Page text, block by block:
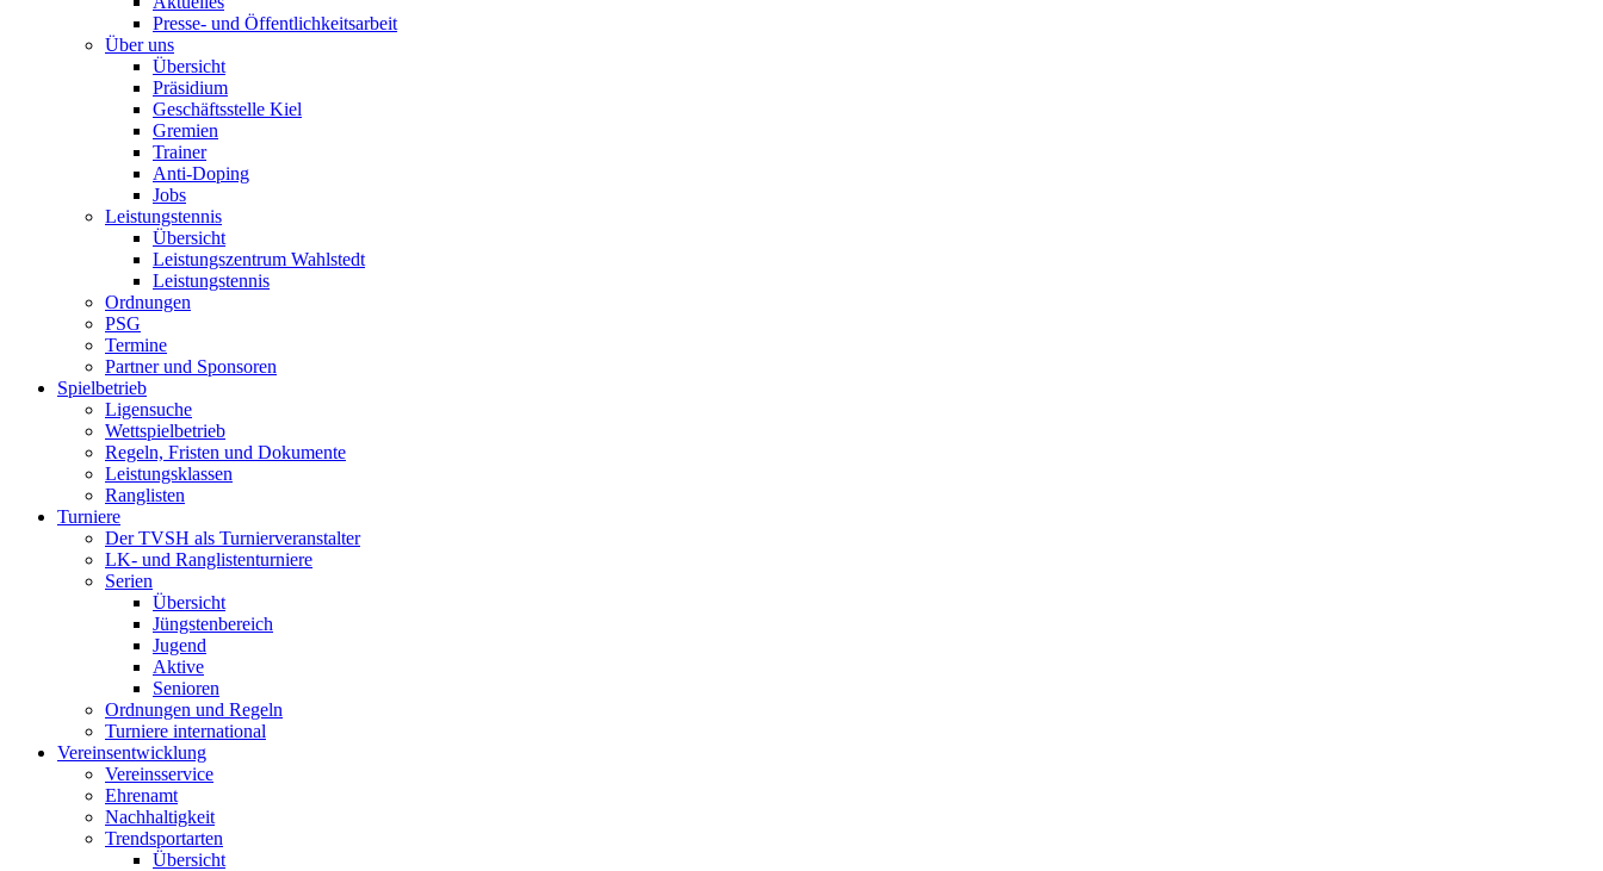
Presse- und Öffentlichkeitsarbeit
Über uns
Übersicht
Präsidium
Geschäftsstelle Kiel
Gremien
Trainer
Anti-Doping
Jobs
Leistungstennis
Übersicht
Leistungszentrum Wahlstedt
Leistungstennis
Ordnungen
PSG
Termine
Partner und Sponsoren
Spielbetrieb
Ligensuche
Wettspielbetrieb
Regeln, Fristen und Dokumente
Leistungsklassen
Ranglisten
Turniere
Der TVSH als Turnierveranstalter
LK- und Ranglistenturniere
Serien
Übersicht
Jüngstenbereich
Jugend
Aktive
Senioren
Ordnungen und Regeln
Turniere international
Vereinsentwicklung
Vereinsservice
Ehrenamt
Nachhaltigkeit
Trendsportarten
Übersicht